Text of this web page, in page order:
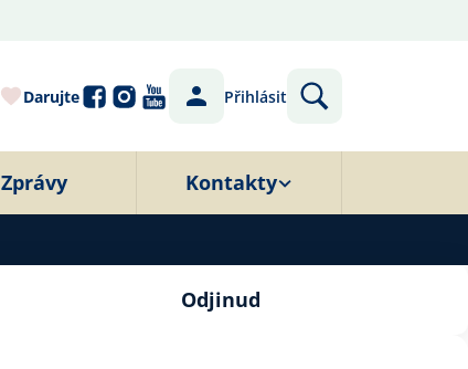
Darujte Přihlásit
Zprávy Kontakty
Odjinud